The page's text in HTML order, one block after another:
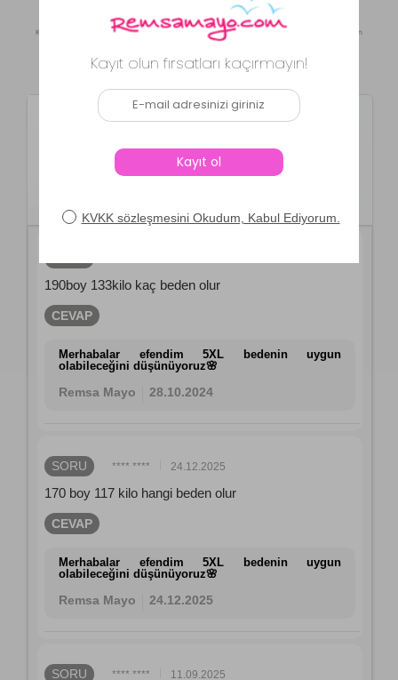
Kaynak: Trendyol ⚡ CollectAction
Ürün Soru ve Cevapları
Kapüşonlu Rüzgar Geçirmez Cep
Detaylı İçi Fileli Siyah Remsa Spor
TH901
190boy 133kilo kaç beden olur
CEVAP
Merhabalar efendim 5XL bedenin uygun
olabileceğini düşünüyoruz🌸
Remsa Mayo 28.10.2024
SORU **** **** 24.12.2025
170 boy 117 kilo hangi beden olur
CEVAP
Merhabalar efendim 5XL bedenin uygun
olabileceğini düşünüyoruz🌸
Remsa Mayo 24.12.2025
SORU **** **** 11.09.2025